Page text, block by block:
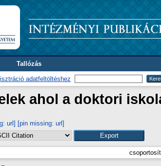
Tallózás
adatfeltöltéshez
ahol a doktori
url] [pin missing: url]